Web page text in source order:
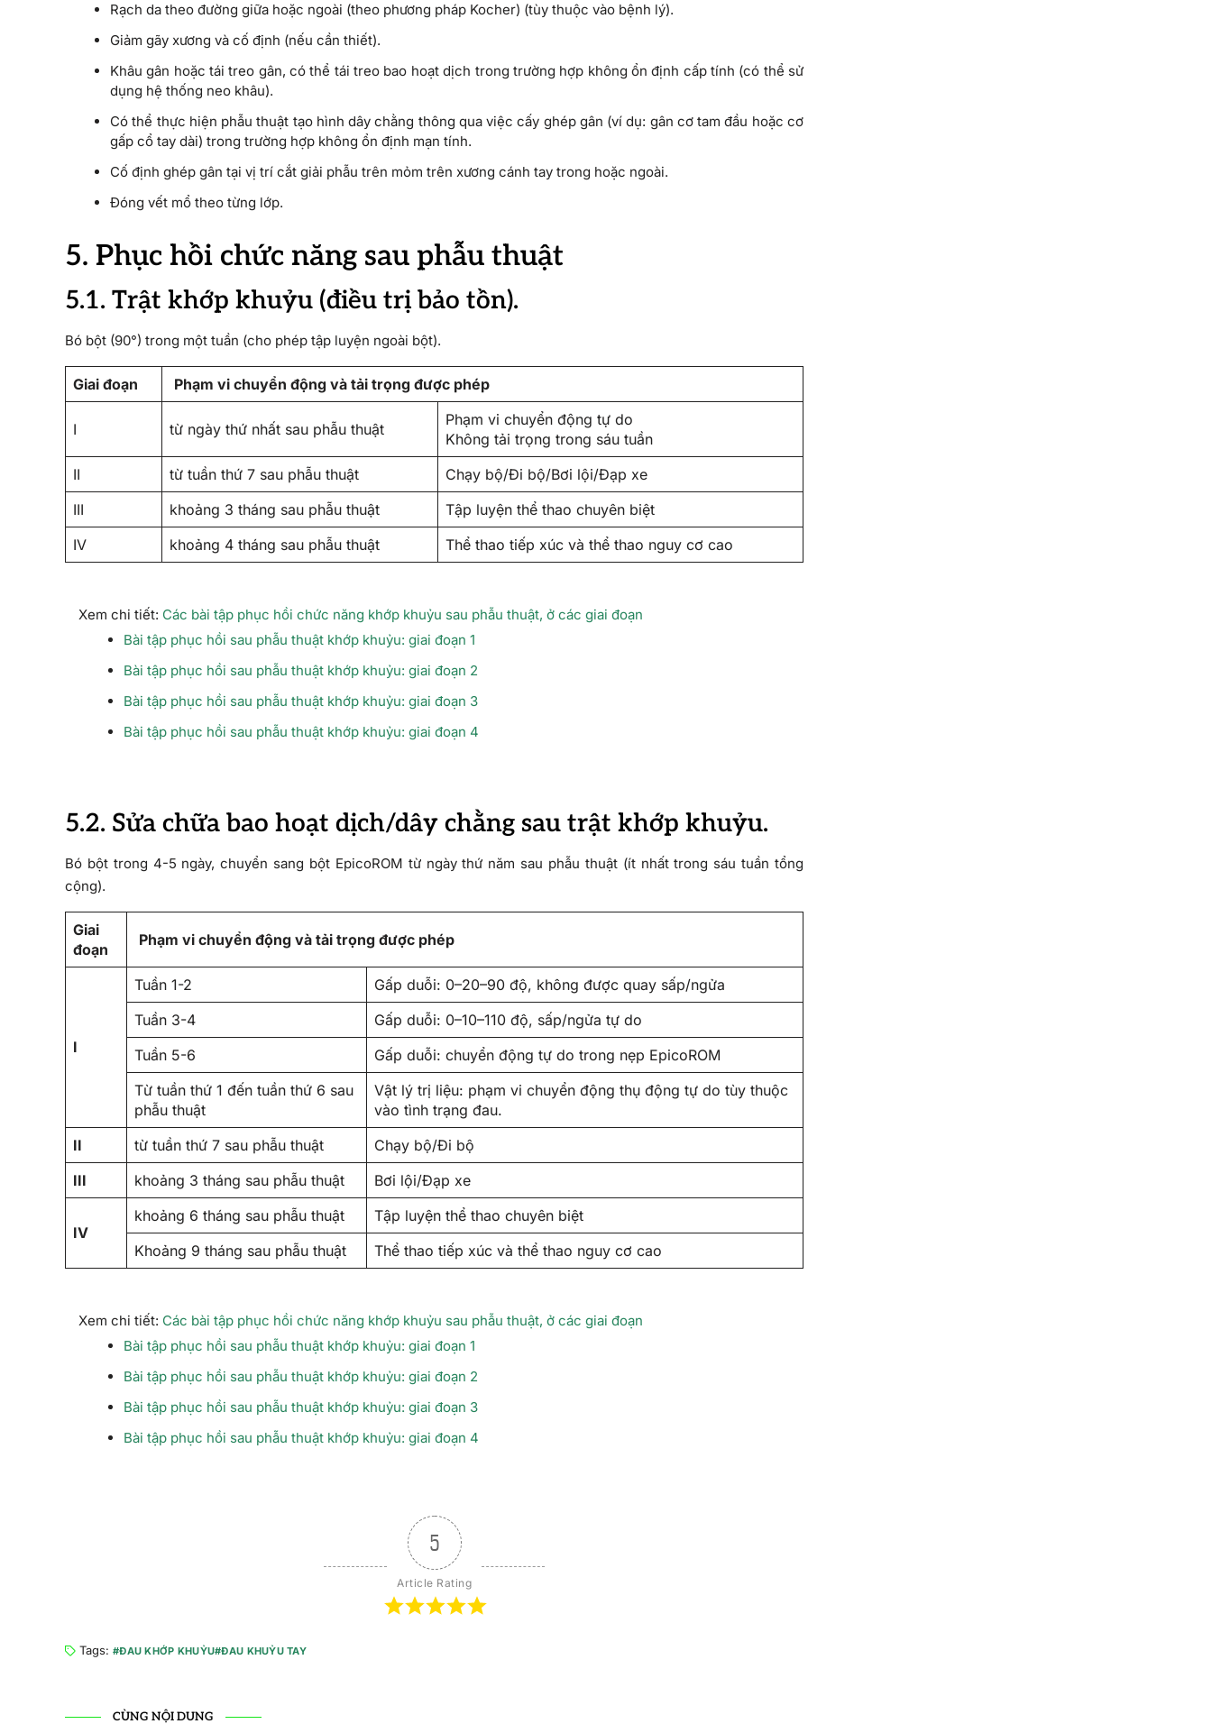
Rạch da theo đường giữa hoặc ngoài (theo phương pháp Kocher) (tùy thuộc vào bệnh lý).
Giảm gãy xương và cố định (nếu cần thiết).
Khâu gân hoặc tái treo gân, có thể tái treo bao hoạt dịch trong trường hợp không ổn định cấp tính (có thể sử
dụng hệ thống neo khâu).
Có thể thực hiện phẫu thuật tạo hình dây chằng thông qua việc cấy ghép gân (ví dụ: gân cơ tam đầu hoặc cơ
gấp cổ tay dài) trong trường hợp không ổn định mạn tính.
Cố định ghép gân tại vị trí cắt giải phẫu trên mỏm trên xương cánh tay trong hoặc ngoài.
Đóng vết mổ theo từng lớp.
5. Phục hồi chức năng sau phẫu thuật
5.1. Trật khớp khuỷu (điều trị bảo tồn).
Bó bột (90°) trong một tuần (cho phép tập luyện ngoài bột).
Giai đoạn Phạm vi chuyển động và tải trọng được phép
I từ ngày thứ nhất sau phẫu thuật
Phạm vi chuyển động tự do
Không tải trọng trong sáu tuần
II
từ tuần thứ 7 sau phẫu thuật
Chạy bộ/Đi bộ/Bơi lội/Đạp xe
III
khoảng 3 tháng sau phẫu thuật
Tập luyện thể thao chuyên biệt
IV
khoảng 4 tháng sau phẫu thuật Thể thao tiếp xúc và thể thao nguy cơ cao
Xem chi tiết: Các bài tập phục hồi chức năng khớp khuỷu sau phẫu thuật, ở các giai đoạn
Bài tập phục hồi sau phẫu thuật khớp khuỷu: giai đoạn 1
Bài tập phục hồi sau phẫu thuật khớp khuỷu: giai đoạn 2
Bài tập phục hồi sau phẫu thuật khớp khuỷu: giai đoạn 3
Bài tập phục hồi sau phẫu thuật khớp khuỷu: giai đoạn 4
5.2. Sửa chữa bao hoạt dịch/dây chằng sau trật khớp khuỷu.
Bó bột trong 4-5 ngày, chuyển sang bột EpicoROM từ ngày thứ năm sau phẫu thuật (ít nhất trong sáu tuần tổng
cộng).
Giai
đoạn
Phạm vi chuyển động và tải trọng được phép
I
Tuần 1-2
Gấp duỗi: 0–20–90 độ, không được quay sấp/ngửa
Tuần 3-4
Gấp duỗi: 0–10–110 độ, sấp/ngửa tự do
Tuần 5-6
Gấp duỗi: chuyển động tự do trong nẹp EpicoROM
Từ tuần thứ 1 đến tuần thứ 6 sau
phẫu thuật
Vật lý trị liệu: phạm vi chuyển động thụ động tự do tùy thuộc
vào tình trạng đau.
II
từ tuần thứ 7 sau phẫu thuật
Chạy bộ/Đi bộ
III
khoảng 3 tháng sau phẫu thuật Bơi lội/Đạp xe
IV
khoảng 6 tháng sau phẫu thuật
Tập luyện thể thao chuyên biệt
Khoảng 9 tháng sau phẫu thuật
Thể thao tiếp xúc và thể thao nguy cơ cao
Xem chi tiết: Các bài tập phục hồi chức năng khớp khuỷu sau phẫu thuật, ở các giai đoạn
Bài tập phục hồi sau phẫu thuật khớp khuỷu: giai đoạn 1
Bài tập phục hồi sau phẫu thuật khớp khuỷu: giai đoạn 2
Bài tập phục hồi sau phẫu thuật khớp khuỷu: giai đoạn 3
Bài tập phục hồi sau phẫu thuật khớp khuỷu: giai đoạn 4
5
Article Rating
Tags: ĐAU KHỚP KHUỶU ĐAU KHUỶU TAY
CÙNG NỘI DUNG